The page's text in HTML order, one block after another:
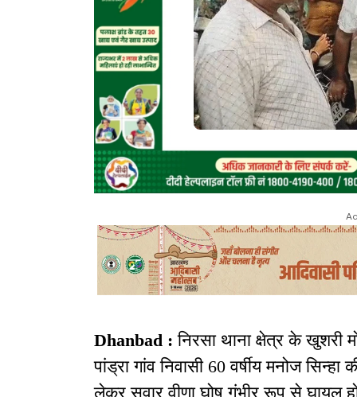
Dhanbad :निरसा थाना क्षेत्र के
पांड्रा गांव निवासी 60 वर्षीय मनोज
लेकर सवार वीणा घोष गंभीर रूप से घायल